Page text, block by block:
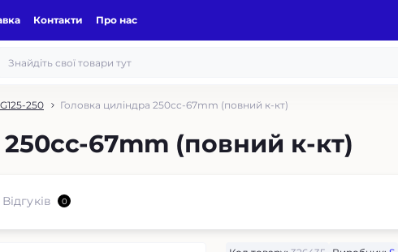
Контакти Про нас
250 Головка циліндра 250cc-67mm (повний к-кт)
67mm (повний к-кт)
Відгуків 0